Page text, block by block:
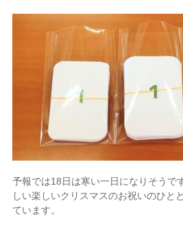
予報では18日は寒い一日になりそうで
しい楽しいクリスマスのお祝いのひと
ています。